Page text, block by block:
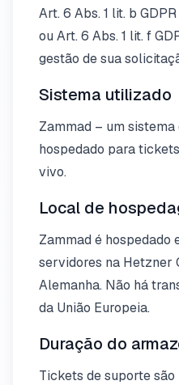
Art. 6 Abs. 1 lit. b
ou Art. 6 Abs. 1 lit. f
gestão de sua
Sistema utilizado
Zammad – um
hospedado para
vivo.
Local de
Zammad é hospedado
servidores na Hetzner
Alemanha. Não há
da União Europeia.
Duração do
Tickets de suporte são